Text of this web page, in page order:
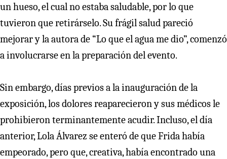
un hueso, el cual no estaba saludable, por lo que
tuvieron que retirárselo. Su frágil salud pareció
mejorar y la autora de “Lo que el agua me dio”, comenzó
a involucrarse en la preparación del evento.
Sin embargo, días previos a la inauguración de la
exposición, los dolores reaparecieron y sus médicos le
prohibieron terminantemente acudir. Incluso, el día
anterior, Lola Álvarez se enteró de que Frida había
empeorado, pero que, creativa, había encontrado una